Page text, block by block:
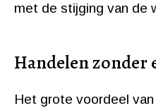
met de stijging van de
Handelen zonder
Het grote voordeel